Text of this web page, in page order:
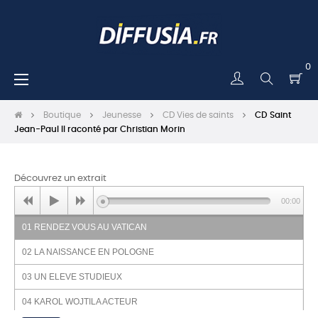
0
Basculer
☰
Boutique Jeunesse CD Vies de saints
CD Saint
Jean-Paul II raconté par Christian Morin
Découvrez un extrait
01 RENDEZ VOUS AU VATICAN
02 LA NAISSANCE EN POLOGNE
03 UN ELEVE STUDIEUX
04 KAROL WOJTILA ACTEUR
00:00